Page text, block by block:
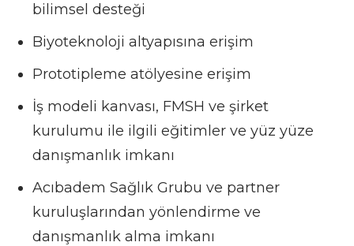
bilimsel desteği
Biyoteknoloji altyapısına erişim
Prototipleme atölyesine erişim
İş modeli kanvası, FMSH ve şirket
kurulumu ile ilgili eğitimler ve yüz yüze
danışmanlık imkanı
Acıbadem Sağlık Grubu ve partner
kuruluşlarından yönlendirme ve
danışmanlık alma imkanı